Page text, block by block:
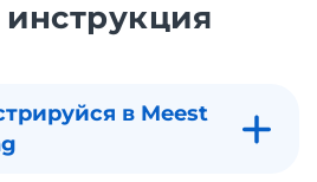
в Meest